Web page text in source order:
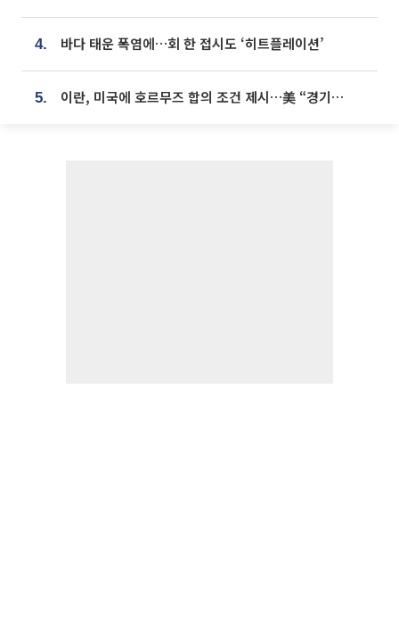
4. 바다 태운 폭염에…회 한 접시도 ‘히트플레이션’
5. 이란, 미국에 호르무즈 합의 조건 제시…美 “경기 아직 안 끝나” [종합]